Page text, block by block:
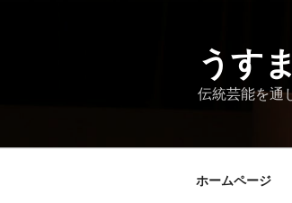
うす
伝統芸能を通
ホームページ